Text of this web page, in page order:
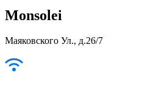
Monsolei
Маяковского Ул., д.26/7